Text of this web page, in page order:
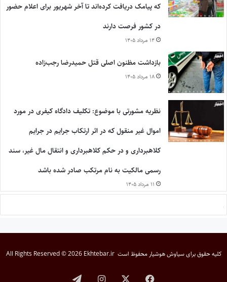
که پیامک دریافت کرده‌اند تا آخر شهریور برای اعلام حضور
در کشور فرصت دارند
۱۴ مرداد ۱۴۰۵
بازداشت مظنون اصلی قتل حمیدرضا رجب‌زاده
۱۸ مرداد ۱۴۰۵
نظریه مشورتی با موضوع: تکلیف دادگاه کیفری در مورد
اموال غیر منقول که در اثر ارتکاب جرایم در جرایم
کلاهبرداری و در حکم کلاهبرداری و انتقال مال غیر، سند
رسمی مالکیت به نام مرتکب صادر شده باشد
۱۱ مرداد ۱۴۰۵
کلیه حقوق برایسیاوش هوشیار محفوظ است All Rights Reserved © 2026 Ekhtebar.ir